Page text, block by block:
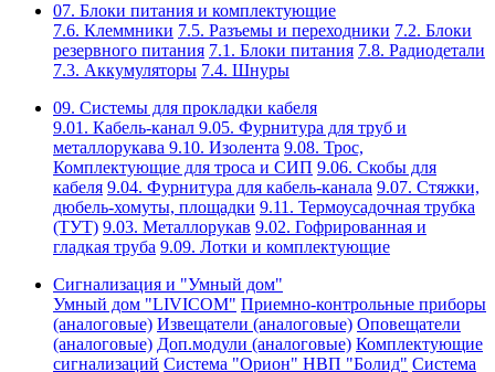
07. Блоки питания и комплектующие
7.6. Клеммники 7.5. Разъемы и переходники 7.2. Блоки
резервного питания 7.1. Блоки питания 7.8. Радиодетали
7.3. Аккумуляторы 7.4. Шнуры
09. Системы для прокладки кабеля
9.01. Кабель-канал 9.05. Фурнитура для труб и
металлорукава 9.10. Изолента 9.08. Трос,
Комплектующие для троса и СИП 9.06. Скобы для
кабеля 9.04. Фурнитура для кабель-канала 9.07. Стяжки,
дюбель-хомуты, площадки 9.11. Термоусадочная трубка
(ТУТ) 9.03. Металлорукав 9.02. Гофрированная и
гладкая труба 9.09. Лотки и комплектующие
Сигнализация и "Умный дом"
Умный дом "LIVICOM" Приемно-контрольные приборы
(аналоговые) Извещатели (аналоговые) Оповещатели
(аналоговые) Доп.модули (аналоговые) Комплектующие
сигнализаций Система "Орион" НВП "Болид" Система